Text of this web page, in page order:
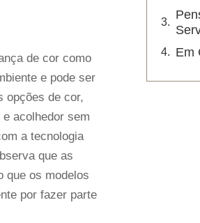
de cor como
e pode ser
opções de cor,
acolhedor sem
a tecnologia
que as
que os modelos
por fazer parte
Em